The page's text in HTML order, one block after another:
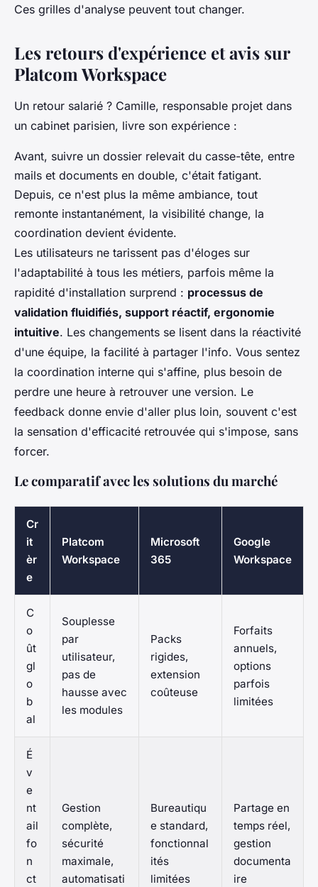
Ces grilles d'analyse peuvent tout changer.
Les retours d'expérience et avis sur
Platcom Workspace
Un retour salarié ? Camille, responsable projet dans
un cabinet parisien, livre son expérience :
Avant, suivre un dossier relevait du casse-tête, entre
mails et documents en double, c'était fatigant.
Depuis, ce n'est plus la même ambiance, tout
remonte instantanément, la visibilité change, la
coordination devient évidente.
Les utilisateurs ne tarissent pas d'éloges sur
l'adaptabilité à tous les métiers, parfois même la
rapidité d'installation surprend : processus de
validation fluidifiés, support réactif, ergonomie
intuitive. Les changements se lisent dans la réactivité
d'une équipe, la facilité à partager l'info. Vous sentez
la coordination interne qui s'affine, plus besoin de
perdre une heure à retrouver une version. Le
feedback donne envie d'aller plus loin, souvent c'est
la sensation d'efficacité retrouvée qui s'impose, sans
forcer.
Le comparatif avec les solutions du marché
Cr
it
èr
e
Platcom
Workspace
Microsoft
365
Google
Workspace
C
o
ût
gl
o
b
al
Souplesse
par
utilisateur,
pas de
hausse avec
les modules
Packs
rigides,
extension
coûteuse
Forfaits
annuels,
options
parfois
limitées
É
v
e
nt
ail
fo
n
ct
Gestion
complète,
sécurité
maximale,
automatisati
Bureautiqu
e standard,
fonctionnal
ités
limitées
Partage en
temps réel,
gestion
documenta
ire